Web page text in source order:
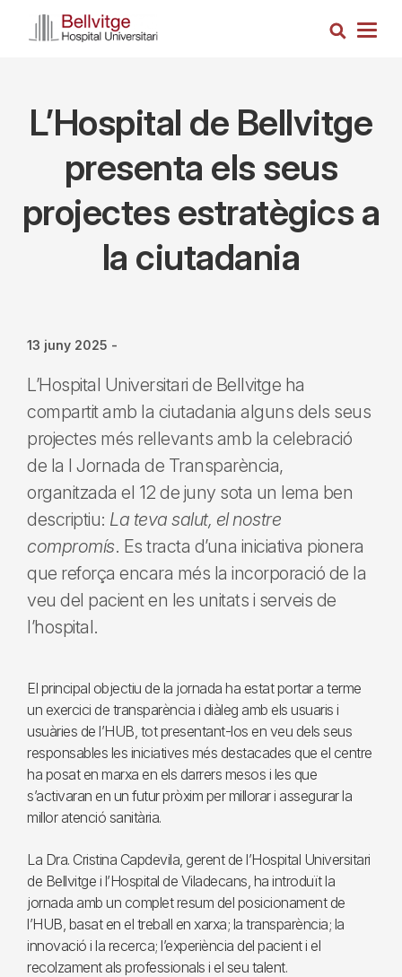
Cerca
L’Hospital de Bellvitge
presenta els seus
projectes estratègics a
la ciutadania
13 juny 2025 -
L’Hospital Universitari de Bellvitge ha
compartit amb la ciutadania alguns dels seus
projectes més rellevants amb la celebració
de la I Jornada de Transparència,
organitzada el 12 de juny sota un lema ben
descriptiu: La teva salut, el nostre
compromís. Es tracta d’una iniciativa pionera
que reforça encara més la incorporació de la
veu del pacient en les unitats i serveis de
l’hospital.
El principal objectiu de la jornada ha estat portar a terme
un exercici de transparència i diàleg amb els usuaris i
usuàries de l’HUB, tot presentant-los en veu dels seus
responsables les iniciatives més destacades que el centre
ha posat en marxa en els darrers mesos i les que
s’activaran en un futur pròxim per millorar i assegurar la
millor atenció sanitària.
La Dra. Cristina Capdevila, gerent de l’Hospital Universitari
de Bellvitge i l’Hospital de Viladecans, ha introduït la
jornada amb un complet resum del posicionament de
l’HUB, basat en el treball en xarxa; la transparència; la
innovació i la recerca; l’experiència del pacient i el
recolzament als professionals i el seu talent.